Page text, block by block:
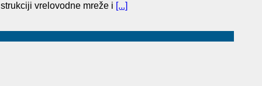
vrelovodne mreže i [...]